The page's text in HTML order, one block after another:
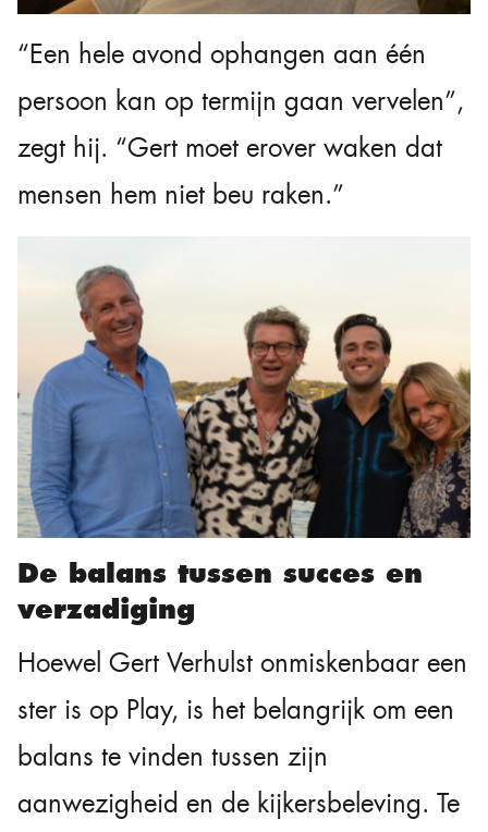
“Een hele avond ophangen aan één
persoon kan op termijn gaan vervelen”,
zegt hij. “Gert moet erover waken dat
mensen hem niet beu raken.”
De balans tussen succes en
verzadiging
Hoewel Gert Verhulst onmiskenbaar een
ster is op Play, is het belangrijk om een
balans te vinden tussen zijn
aanwezigheid en de kijkersbeleving. Te